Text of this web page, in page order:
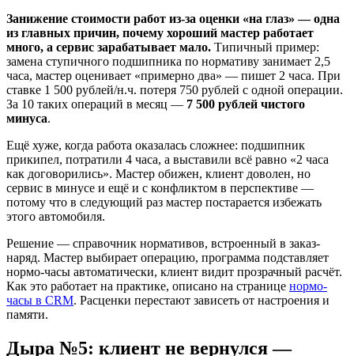
Занижение стоимости работ из-за оценки «на глаз» — одна
из главных причин, почему хороший мастер работает
много, а сервис зарабатывает мало. Типичный пример:
замена ступичного подшипника по нормативу занимает 2,5
часа, мастер оценивает «примерно два» — пишет 2 часа. При
ставке 1 500 рублей/н.ч. потеря 750 рублей с одной операции.
За 10 таких операций в месяц — 7 500 рублей чистого
минуса.
Ещё хуже, когда работа оказалась сложнее: подшипник
прикипел, потратили 4 часа, а выставили всё равно «2 часа
как договорились». Мастер обижен, клиент доволен, но
сервис в минусе и ещё и с конфликтом в перспективе —
потому что в следующий раз мастер постарается избежать
этого автомобиля.
Решение — справочник нормативов, встроенный в заказ-
наряд. Мастер выбирает операцию, программа подставляет
нормо-часы автоматически, клиент видит прозрачный расчёт.
Как это работает на практике, описано на странице нормо-
часы в CRM. Расценки перестают зависеть от настроения и
памяти.
Дыра №5: клиент не вернулся —